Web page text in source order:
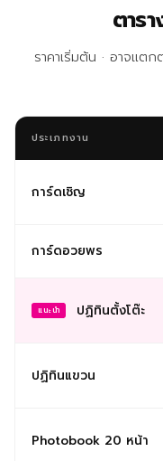
ตาร
ราคาเริ่มต้น · อาจแต
ประเภทงาน
การ์ดเชิญ
การ์ดอวยพร
แนะนำ ปฏิทินตั้งโต๊ะ
ปฏิทินแขวน
Photobook 20 หน้า